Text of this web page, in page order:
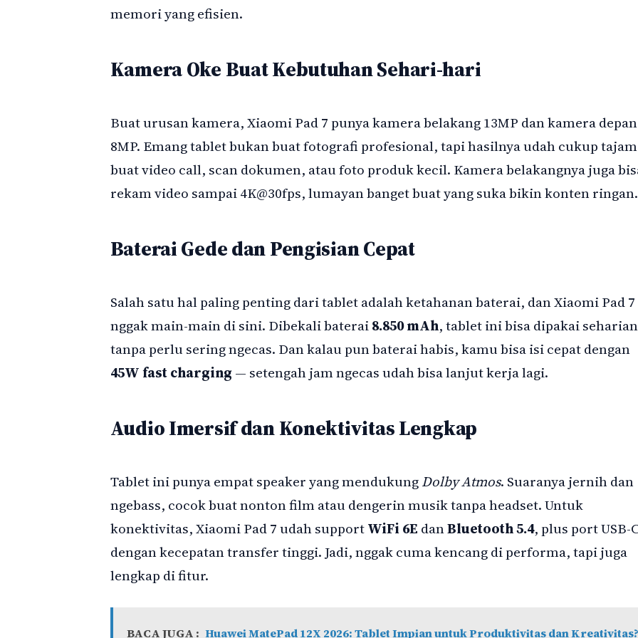
memori yang efisien.
Kamera Oke Buat Kebutuhan Sehari-hari
Buat urusan kamera, Xiaomi Pad 7 punya kamera belakang 13MP dan kamera depan
8MP. Emang tablet bukan buat fotografi profesional, tapi hasilnya udah cukup tajam
buat video call, scan dokumen, atau foto produk kecil. Kamera belakangnya juga
rekam video sampai 4K@30fps, lumayan banget buat yang suka bikin konten ringan.
Baterai Gede dan Pengisian Cepat
Salah satu hal paling penting dari tablet adalah ketahanan baterai, dan Xiaomi Pad 7
nggak main-main di sini. Dibekali baterai8.850 mAh, tablet ini bisa dipakai seharian
tanpa perlu sering ngecas. Dan kalau pun baterai habis, kamu bisa isi cepat dengan
45W fast charging — setengah jam ngecas udah bisa lanjut kerja lagi.
Audio Imersif dan Konektivitas Lengkap
Tablet ini punya empat speaker yang mendukungDolby Atmos. Suaranya jernih dan
ngebass, cocok buat nonton film atau dengerin musik tanpa headset. Untuk
konektivitas, Xiaomi Pad 7 udah supportWiFi 6E danBluetooth 5.4, plus port USB-
dengan kecepatan transfer tinggi. Jadi, nggak cuma kencang di performa, tapi juga
lengkap di fitur.
BACA JUGA : Huawei MatePad 12X 2026: Tablet Impian untuk Produktivitas dan Kreativitas?